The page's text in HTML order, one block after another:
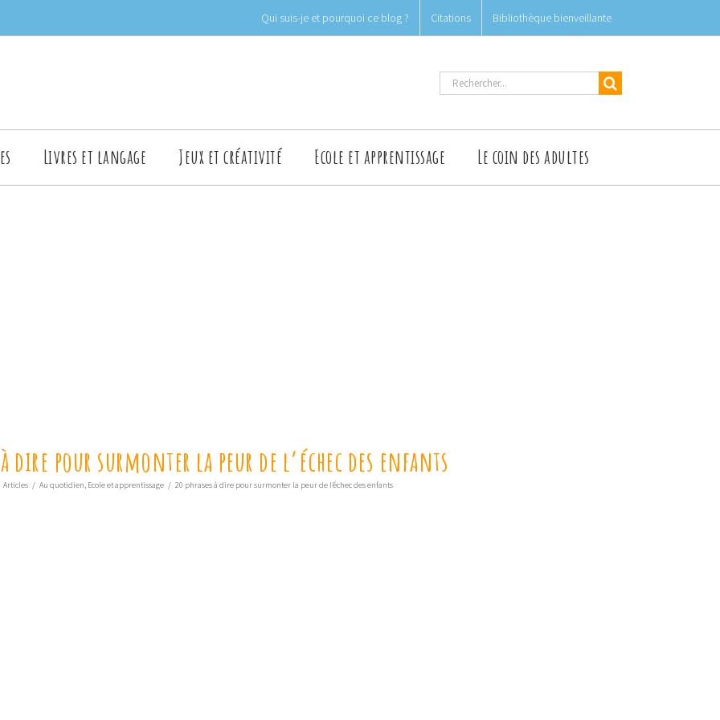
Qui suis-je et pourquoi ce blog ? Citations Bibliothèque bienveillante
Rechercher
Livres et langage Jeux et créativité Ecole et apprentissage Le coin des adultes
à dire pour surmonter la peur de l’échec des enfants
Articles / Au quotidien, Ecole et apprentissage / 20 phrases à dire pour surmonter la peur de l’échec des enfants